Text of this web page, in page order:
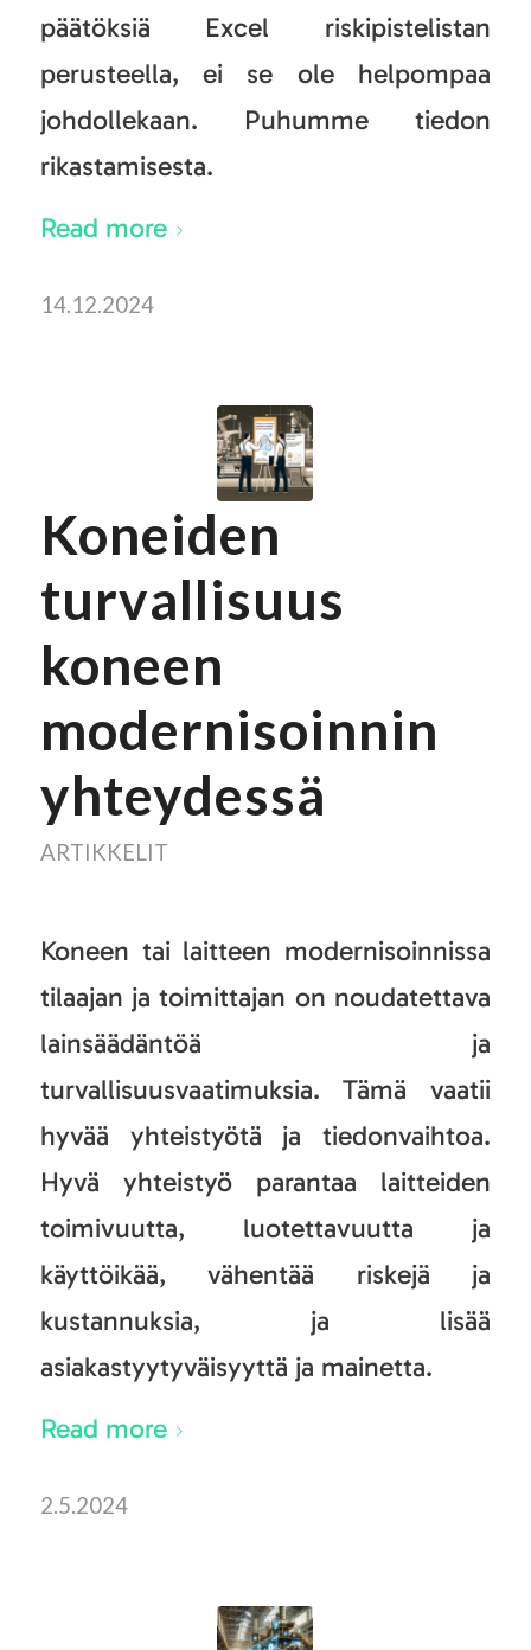
päätöksiä Excel riskipistelistan
perusteella, ei se ole helpompaa
johdollekaan. Puhumme tiedon
rikastamisesta.
Read more
14.12.2024
Koneiden
turvallisuus
koneen
modernisoinnin
yhteydessä
ARTIKKELIT
Koneen tai laitteen modernisoinnissa
tilaajan ja toimittajan on noudatettava
lainsäädäntöä ja
turvallisuusvaatimuksia. Tämä vaatii
hyvää yhteistyötä ja tiedonvaihtoa.
Hyvä yhteistyö parantaa laitteiden
toimivuutta, luotettavuutta ja
käyttöikää, vähentää riskejä ja
kustannuksia, ja lisää
asiakastyytyväisyyttä ja mainetta.
Read more
2.5.2024